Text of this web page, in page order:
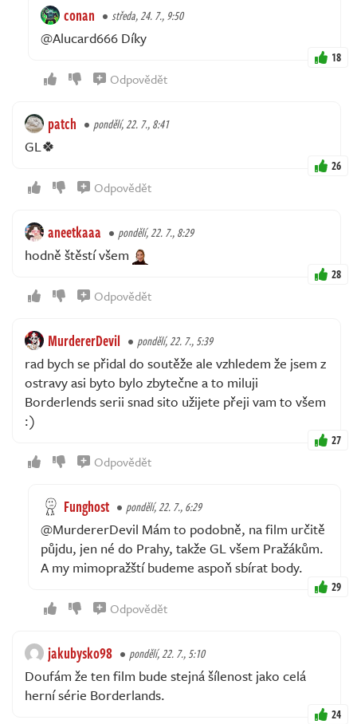
conan středa, 24. 7., 9:50
@Alucard666 Díky
18
Odpovědět
patch pondělí, 22. 7., 8:41
GL🍀
26
Odpovědět
aneetkaaa pondělí, 22. 7., 8:29
hodně štěstí všem
28
Odpovědět
MurdererDevil pondělí, 22. 7., 5:39
rad bych se přidal do soutěže ale vzhledem že jsem z
ostravy asi byto bylo zbytečne a to miluji
Borderlends serii snad sito užijete přeji vam to všem
:)
27
Odpovědět
Funghost pondělí, 22. 7., 6:29
@MurdererDevil Mám to podobně, na film určitě
půjdu, jen né do Prahy, takže GL všem Pražákům.
A my mimopražští budeme aspoň sbírat body.
29
Odpovědět
jakubysko98 pondělí, 22. 7., 5:10
Doufám že ten film bude stejná šílenost jako celá
herní série Borderlands.
24